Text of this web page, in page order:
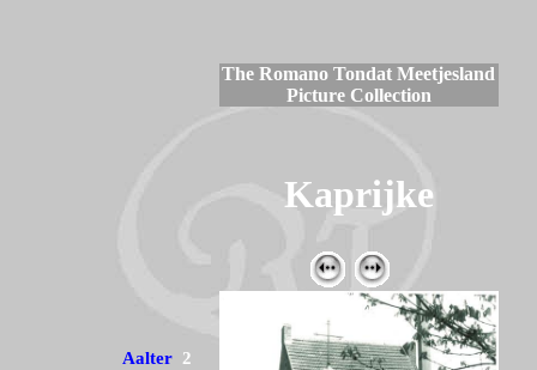
The Romano Tondat Meetjesland
Picture Collection
Kaprijke
Aalter 2